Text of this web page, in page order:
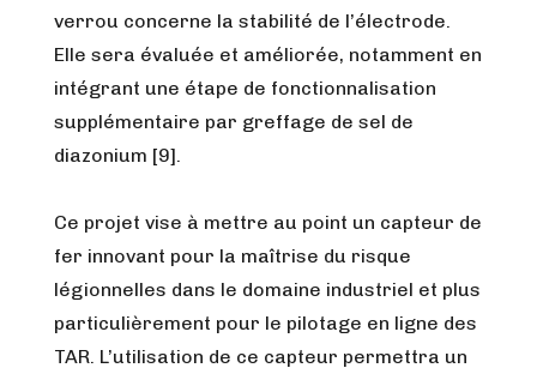
verrou concerne la stabilité de l’électrode.
Elle sera évaluée et améliorée, notamment en
intégrant une étape de fonctionnalisation
supplémentaire par greffage de sel de
diazonium [9].
Ce projet vise à mettre au point un capteur de
fer innovant pour la maîtrise du risque
légionnelles dans le domaine industriel et plus
particulièrement pour le pilotage en ligne des
TAR. L’utilisation de ce capteur permettra un